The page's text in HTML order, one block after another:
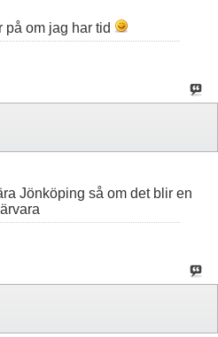
om jag har tid
Jönköping så om det blir en